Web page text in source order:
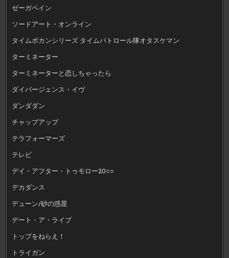
ゼーガペイン
ソードアート・オンライン
タイムボカンシリーズ タイムパトロール隊オタスケマン
ターミネーター
ターミネーターと恋しちゃったら
ダイバージェンス・イヴ
ダンダダン
チャップアップ
テラフォーマーズ
テレビ
デイ・アフター・トゥモロー20○○
デカダンス
デューン/砂の惑星
デート・ア・ライブ
トップをねらえ！
トライガン